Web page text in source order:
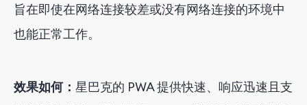
旨在即使在网络连接较差或没有网络连接的环境中
也能正常工作。
效果如何： 星巴克的 PWA 提供快速、响应迅速且支